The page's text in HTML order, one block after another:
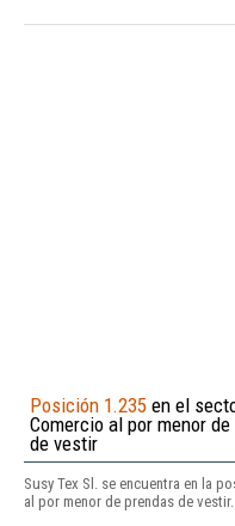
Posición 1.235 en el
Comercio al por menor de
de vestir
Susy Tex Sl. se encuentra en la
al por menor de prendas de vestir.